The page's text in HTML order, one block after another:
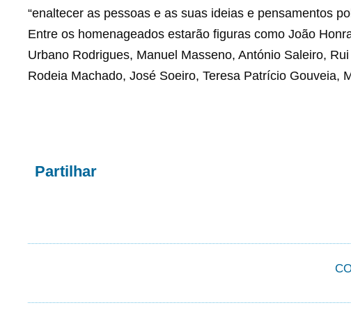
“enaltecer as pessoas e as suas ideias e pensamentos
Entre os homenageados estarão figuras como João
Urbano Rodrigues, Manuel Masseno, António Saleiro,
Rodeia Machado, José Soeiro, Teresa Patrício Gouveia,
Partilhar